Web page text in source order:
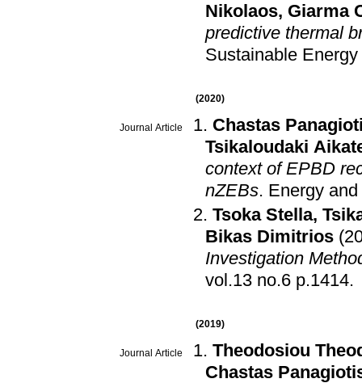
Nikolaos, Giarma
predictive thermal
Sustainable
(2020)
Journal Article
Chastas
Tsikaloudaki
context of EPBD
nZEBs. Energy
Tsoka Stella,
Bikas Dimitrios
Investigation
vol.13 no.6 p.1414.
(2019)
Journal Article
Theodosiou
Chastas